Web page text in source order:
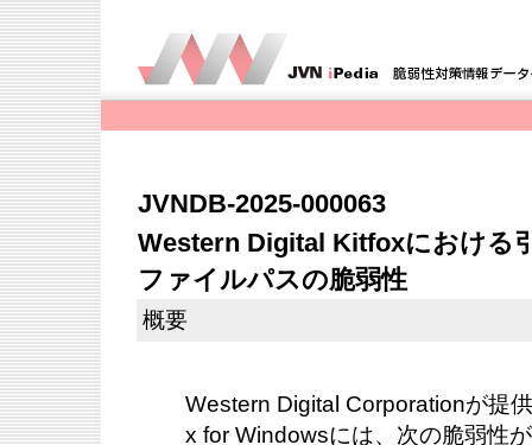
JVNDB-2025-000063
Western Digital Kitfoxにおける
ファイルパスの脆弱性
概要
Western Digital Corporationが提
x for Windowsには、次の脆弱性